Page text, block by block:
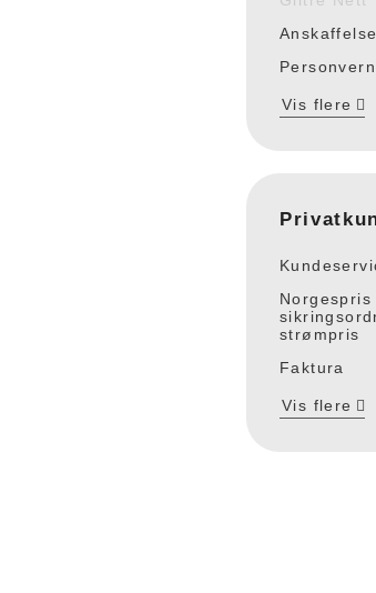
Personvern
Vis flere
strømpris
Faktura
Vis flere